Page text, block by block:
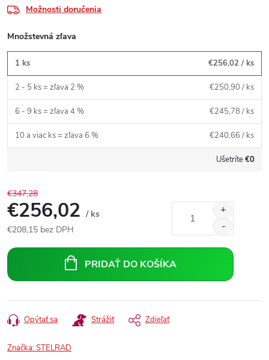
Možnosti doručenia
Množstevná zľava
1 ks €256,02 / ks
2 - 5 ks = zľava 2 % €250,90 / ks
6 - 9 ks = zľava 4 % €245,78 / ks
10 a viac ks = zľava 6 % €240,66 / ks
Ušetríte€0
€347,28
€256,02 / ks
€208,15 bez DPH
cena:
PRIDAŤ DO KOŠÍKA
Opýtať sa Strážiť Zdieľať
Značka:STELRAD